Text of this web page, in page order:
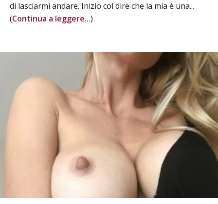
di lasciarmi andare. Inizio col dire che la mia è una...
(Continua a leggere...)